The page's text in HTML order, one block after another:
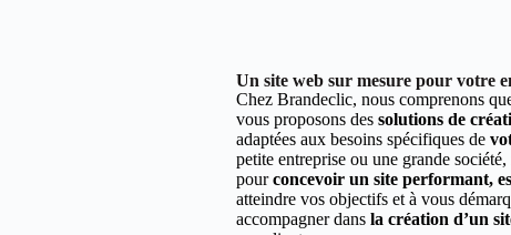
Un site web sur mesure pour votre
Chez Brandeclic, nous comprenons
vous proposons des solutions de
adaptées aux besoins spécifiques de
petite entreprise ou une grande
pourconcevoir un site performant,
atteindre vos objectifs et à vous
accompagner dans la création d’un